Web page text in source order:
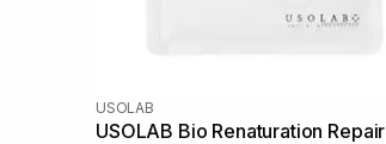
USOLAB
USOLAB Bio Renaturation Repair